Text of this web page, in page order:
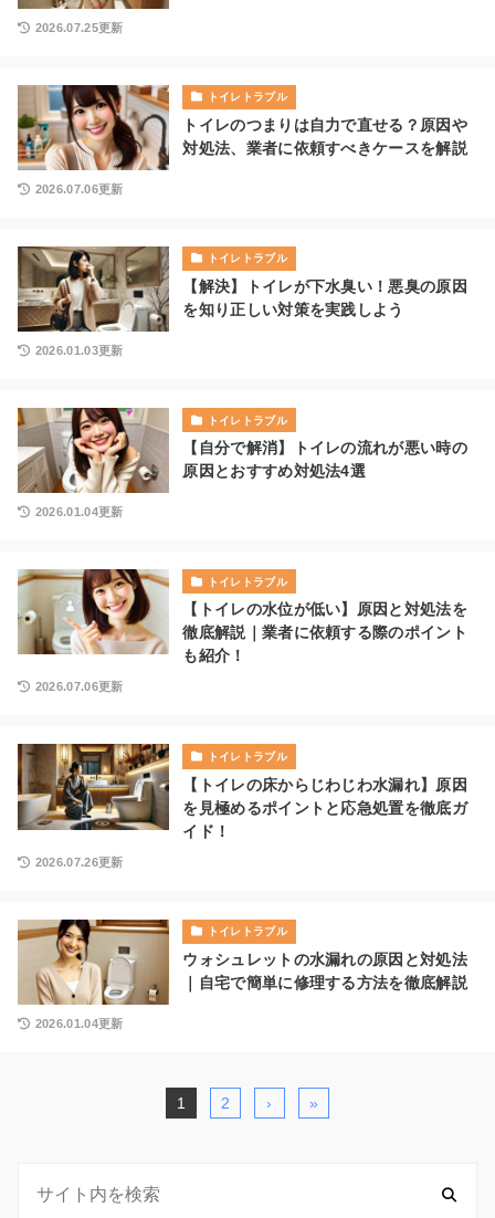
2026.07.25更新
トイレトラブル
トイレのつまりは自力で直せる？原因や
対処法、業者に依頼すべきケースを解説
2026.07.06更新
トイレトラブル
【解決】トイレが下水臭い！悪臭の原因
を知り正しい対策を実践しよう
2026.01.03更新
トイレトラブル
【自分で解消】トイレの流れが悪い時の
原因とおすすめ対処法4選
2026.01.04更新
トイレトラブル
【トイレの水位が低い】原因と対処法を
徹底解説｜業者に依頼する際のポイント
も紹介！
2026.07.06更新
トイレトラブル
【トイレの床からじわじわ水漏れ】原因
を見極めるポイントと応急処置を徹底ガ
イド！
2026.07.26更新
トイレトラブル
ウォシュレットの水漏れの原因と対処法
｜自宅で簡単に修理する方法を徹底解説
2026.01.04更新
1 2 › »